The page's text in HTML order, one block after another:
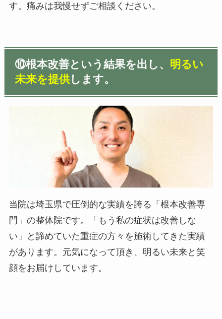
す。痛みは我慢せずご相談ください。
⑩根本改善という結果を出し、 明るい
未来を提供します。
当院は埼玉県で圧倒的な実績を誇る「根本改善専
門」の整体院です。「もう私の症状は改善しな
い」と諦めていた重症の方々を施術してきた実績
があります。元気になって頂き、明るい未来と笑
顔をお届けしています。